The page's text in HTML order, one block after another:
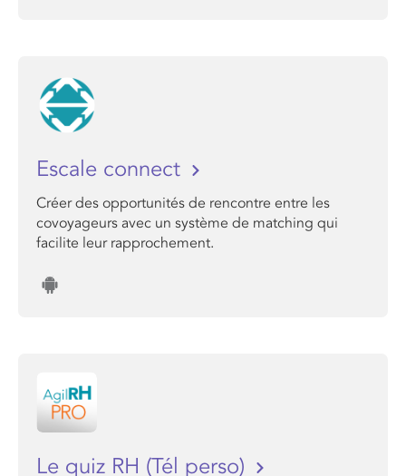
Escale connect
Créer des opportunités de rencontre entre les
covoyageurs avec un système de matching qui
facilite leur rapprochement.
Le quiz RH (Tél perso)